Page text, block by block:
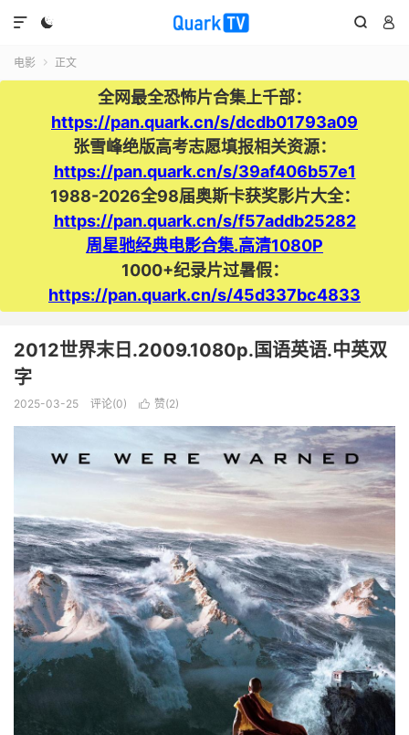
  

电影  正文
全网最全恐怖片合集上千部：
https://pan.quark.cn/s/dcdb01793a09
张雪峰绝版高考志愿填报相关资源：
https://pan.quark.cn/s/39af406b57e1
1988-2026全98届奥斯卡获奖影片大全：
https://pan.quark.cn/s/f57addb25282
周星驰经典电影合集.高清1080P
1000+纪录片过暑假：
https://pan.quark.cn/s/45d337bc4833
2012世界末日.2009.1080p.国语英语.中英双
字
2025-03-25 评论(0)  赞(2)